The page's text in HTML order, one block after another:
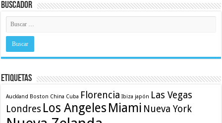
Buscador
Etiquetas
Auckland Boston China Cuba Florencia Ibiza japón Las Vegas
Londres Los Angeles Miami Nueva York